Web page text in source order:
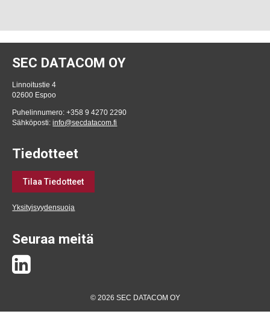
SEC DATACOM OY
Linnoitustie 4
02600 Espoo
Puhelinnumero: +358 9 4270 2290
Sähköposti:info@secdatacom.fi
Tiedotteet
Tilaa Tiedotteet
Yksityisyydensuoja
Seuraa meitä
© 2026 SEC DATACOM OY